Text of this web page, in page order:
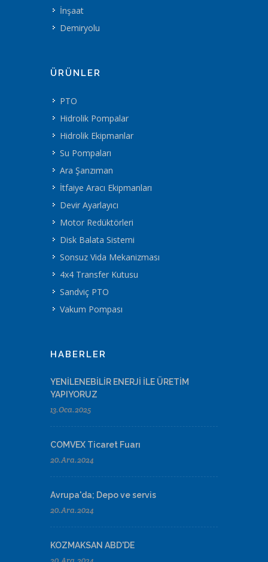
İnşaat
Demiryolu
ÜRÜNLER
PTO
Hidrolik Pompalar
Hidrolik Ekipmanlar
Su Pompaları
Ara Şanzıman
İtfaiye Aracı Ekipmanları
Devir Ayarlayıcı
Motor Redüktörleri
Disk Balata Sistemi
Sonsuz Vida Mekanizması
4x4 Transfer Kutusu
Sandviç PTO
Vakum Pompası
HABERLER
YENİLENEBİLİR ENERJİ İLE ÜRETİM
YAPIYORUZ
13.Oca.2025
COMVEX Ticaret Fuarı
20.Ara.2024
Avrupa'da; Depo ve servis
20.Ara.2024
KOZMAKSAN ABD'DE